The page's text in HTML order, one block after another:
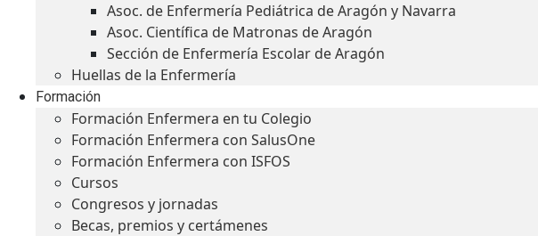
Asoc. de Enfermería Pediátrica de Aragón y Navarra
Asoc. Científica de Matronas de Aragón
Sección de Enfermería Escolar de Aragón
Huellas de la Enfermería
Formación
Formación Enfermera en tu Colegio
Formación Enfermera con SalusOne
Formación Enfermera con ISFOS
Cursos
Congresos y jornadas
Becas, premios y certámenes